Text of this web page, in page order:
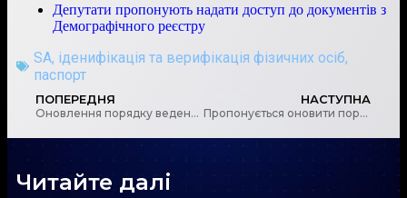
Депутати пропонують надати доступ до документів з
Демографічного реєстру
SA, іденифікація та верифікація фізичних осіб,
паспорт
ПОПЕРЕДНЯ
Оновлення порядку ведення Реєстру неприбуткових організацій
НАСТУПНА
Пропонується оновити порядок відкриття та закриття рахунків користувачів надавачами платіжних послуг
Читайте далі